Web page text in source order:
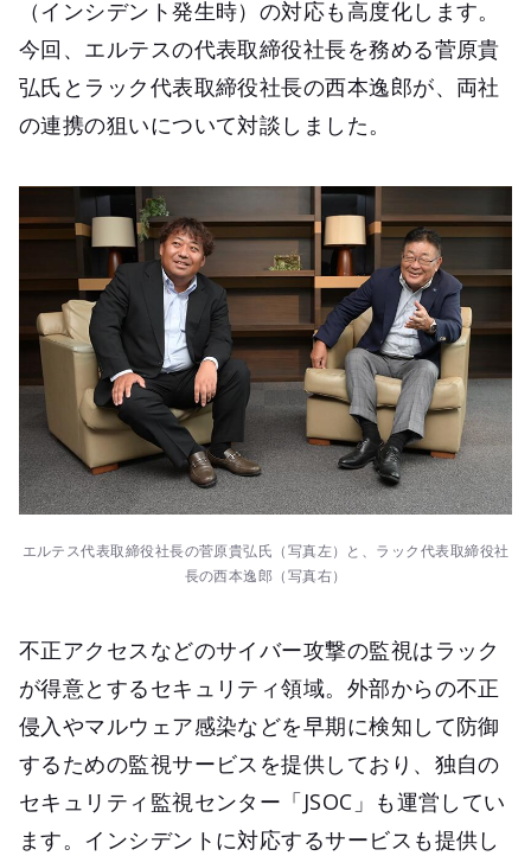
（インシデント発生時）の対応も高度化します。
今回、エルテスの代表取締役社長を務める菅原貴
弘氏とラック代表取締役社長の西本逸郎が、両社
の連携の狙いについて対談しました。
エルテス代表取締役社長の菅原貴弘氏（写真左）と、ラック代表取締役社
長の西本逸郎（写真右）
不正アクセスなどのサイバー攻撃の監視はラック
が得意とするセキュリティ領域。外部からの不正
侵入やマルウェア感染などを早期に検知して防御
するための監視サービスを提供しており、独自の
セキュリティ監視センター「JSOC」も運営してい
ます。インシデントに対応するサービスも提供し